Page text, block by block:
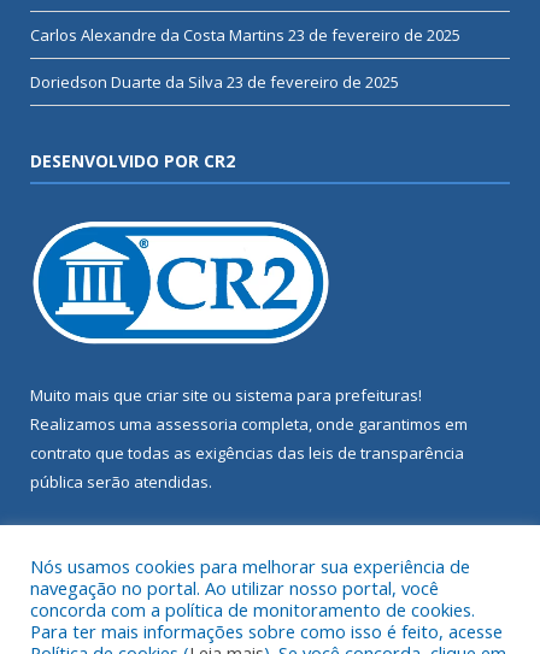
Carlos Alexandre da Costa Martins 23 de fevereiro de 2025
Doriedson Duarte da Silva 23 de fevereiro de 2025
DESENVOLVIDO POR CR2
Muito mais que criar site ou sistema para prefeituras!
Realizamos uma assessoria completa, onde garantimos em
contrato que todas as exigências das leis de transparência
pública serão atendidas.
Nós usamos cookies para melhorar sua experiência de
navegação no portal. Ao utilizar nosso portal, você
concorda com a política de monitoramento de cookies.
Para ter mais informações sobre como isso é feito, acesse